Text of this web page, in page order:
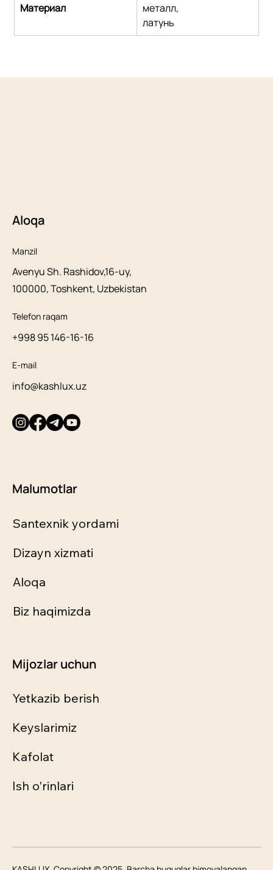
Материал
металл,
латунь
Aloqa
Manzil
Avenyu Sh. Rashidov,16-uy,
100000, Toshkent, Uzbekistan
Telefon raqam
+998 95 146-16-16
E-mail
info@kashlux.uz
Malumotlar
Santexnik yordami
Dizayn xizmati
Aloqa
Biz haqimizda
Mijozlar uchun
Yetkazib berish
Keyslarimiz
Kafolat
Ish o'rinlari